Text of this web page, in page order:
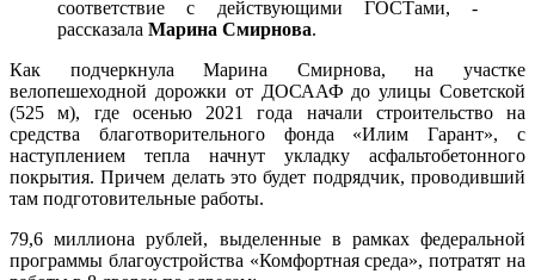
соответствие с действующими ГОСТами, -
рассказала Марина Смирнова.
Как подчеркнула Марина Смирнова, на участке
велопешеходной дорожки от ДОСААФ до улицы Советской
(525 м), где осенью 2021 года начали строительство на
средства благотворительного фонда «Илим Гарант», с
наступлением тепла начнут укладку асфальтобетонного
покрытия. Причем делать это будет подрядчик, проводивший
там подготовительные работы.
79,6 миллиона рублей, выделенные в рамках федеральной
программы благоустройства «Комфортная среда», потратят на